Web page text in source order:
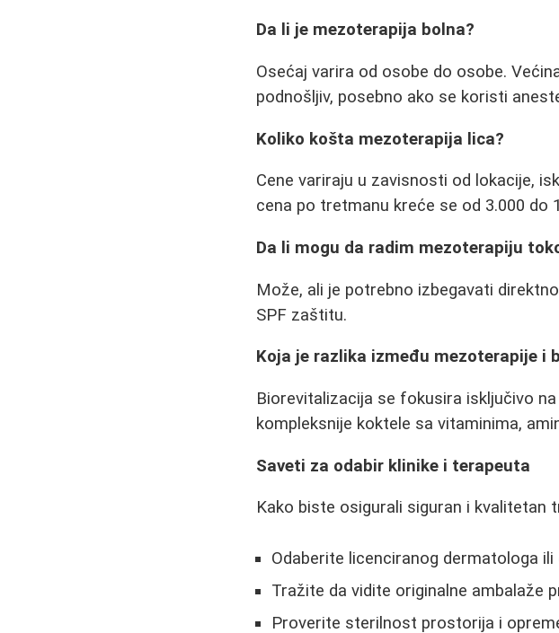
Da li je mezoterapija bolna?
Osećaj varira od osobe do osobe.
podnošljiv, posebno ako se koristi
Koliko košta mezoterapija lica?
Cene variraju u zavisnosti od lokacije,
cena po tretmanu kreće se od 3.000 do
Da li mogu da radim mezoterapiju
Može, ali je potrebno izbegavati
SPF zaštitu.
Koja je razlika između mezoterapije i
Biorevitalizacija se fokusira isključivo
kompleksnije koktele sa vitaminima,
Saveti za odabir klinike i terapeuta
Kako biste osigurali siguran i kvalitetan
Odaberite licenciranog dermatologa
Tražite da vidite originalne ambalaže
Proverite sterilnost prostorija i